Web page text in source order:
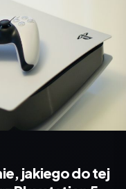
jakiego do tej